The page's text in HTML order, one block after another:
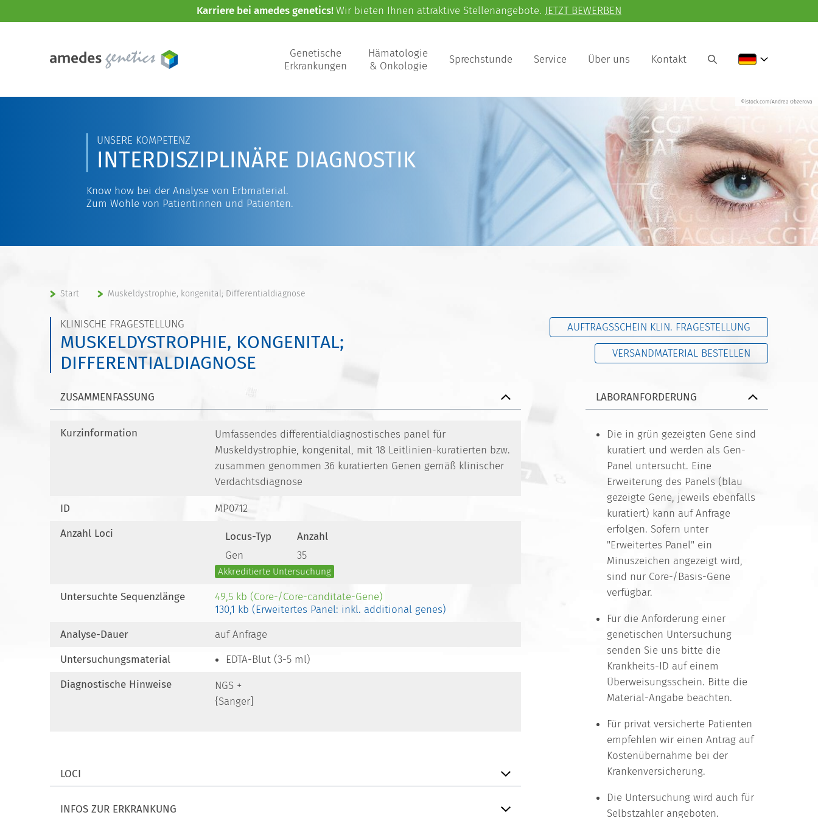
Karriere bei amedes genetics!Wir bieten Ihnen attraktive Stellenangebote. JETZT BEWERBEN
Genetische
Erkrankungen
Hämatologie
& Onkologie
Sprechstunde Service Über uns Kontakt
©istock.com/Andrea Obzerova
UNSERE KOMPETENZ
INTERDISZIPLINÄRE DIAGNOSTIK
Know how bei der Analyse von Erbmaterial.
Zum Wohle von Patientinnen und Patienten.
Start Muskeldystrophie, kongenital; Differentialdiagnose
KLINISCHE FRAGESTELLUNG
MUSKELDYSTROPHIE, KONGENITAL;
DIFFERENTIALDIAGNOSE
AUFTRAGSSCHEIN KLIN. FRAGESTELLUNG
VERSANDMATERIAL BESTELLEN
ZUSAMMENFASSUNG
Kurzinformation
Umfassendes differentialdiagnostisches panel für
Muskeldystrophie, kongenital, mit 18 Leitlinien-kuratierten bzw.
zusammen genommen 36 kuratierten Genen gemäß klinischer
Verdachtsdiagnose
ID
MP0712
Anzahl Loci
Locus-Typ
Anzahl
Gen
35
Akkreditierte Untersuchung
Untersuchte Sequenzlänge
49,5 kb (Core-/Core-canditate-Gene)
130,1 kb (Erweitertes Panel: inkl. additional genes)
Analyse-Dauer
auf Anfrage
Untersuchungsmaterial
EDTA-Blut (3-5 ml)
Diagnostische Hinweise
NGS +
{Sanger]
LOCI
INFOS ZUR ERKRANKUNG
LABORANFORDERUNG
Die in grün gezeigten Gene sind
kuratiert und werden als Gen-
Panel untersucht. Eine
Erweiterung des Panels (blau
gezeigte Gene, jeweils ebenfalls
kuratiert) kann auf Anfrage
erfolgen. Sofern unter
"Erweitertes Panel" ein
Minuszeichen angezeigt wird,
sind nur Core-/Basis-Gene
verfügbar.
Für die Anforderung einer
genetischen Untersuchung
senden Sie uns bitte die
Krankheits-ID auf einem
Überweisungsschein. Bitte die
Material-Angabe beachten.
Für privat versicherte Patienten
empfehlen wir einen Antrag auf
Kostenübernahme bei der
Krankenversicherung.
Die Untersuchung wird auch für
Selbstzahler angeboten.